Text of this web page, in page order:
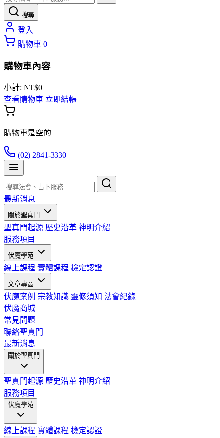
搜尋
登入
購物車 0
購物車內容
小計: NT$0
查看購物車 立即結帳
購物車是空的
(02) 2841-3330
最新消息
關於聖真門
聖真門起源 歷史沿革 神明介紹
服務項目
伏魔學苑
線上課程 實體課程 檢定認證
文章專區
伏魔案例 宗教知識 靈修須知 法會紀錄
伏魔商城
常見問題
聯絡聖真門
最新消息
關於聖真門
聖真門起源 歷史沿革 神明介紹
服務項目
伏魔學苑
線上課程 實體課程 檢定認證